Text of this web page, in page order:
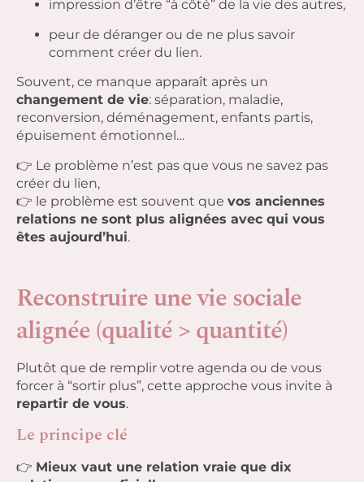
impression d’être “à côté” de la vie des autres,
peur de déranger ou de ne plus savoir
comment créer du lien.
Souvent, ce manque apparaît après un
changement de vie: séparation, maladie,
reconversion, déménagement, enfants partis,
épuisement émotionnel…
👉 Le problème n’est pas que vous ne savez pas
créer du lien,
👉 le problème est souvent que vos anciennes
relations ne sont plus alignées avec qui vous
êtes aujourd’hui.
Reconstruire une vie sociale
alignée (qualité > quantité)
Plutôt que de remplir votre agenda ou de vous
forcer à “sortir plus”, cette approche vous invite à
repartir de vous.
Le principe clé
👉 Mieux vaut une relation vraie que dix